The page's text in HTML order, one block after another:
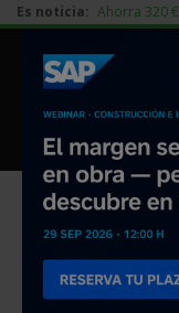
Es noticia: Ahorra 320
Redes Sociales
Es noticia
estructural